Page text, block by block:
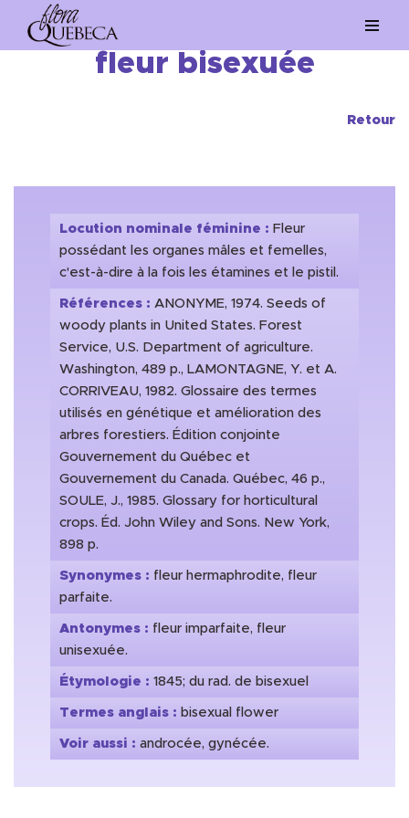
Aller
fleur bisexuée
Retour
Locution nominale féminine : Fleur
possédant les organes mâles et femelles,
c'est-à-dire à la fois les étamines et le pistil.
Références : ANONYME, 1974. Seeds of
woody plants in United States. Forest
Service, U.S. Department of agriculture.
Washington, 489 p., LAMONTAGNE, Y. et A.
CORRIVEAU, 1982. Glossaire des termes
utilisés en génétique et amélioration des
arbres forestiers. Édition conjointe
Gouvernement du Québec et
Gouvernement du Canada. Québec, 46 p.,
SOULE, J., 1985. Glossary for horticultural
crops. Éd. John Wiley and Sons. New York,
898 p.
Synonymes : fleur hermaphrodite, fleur
parfaite.
Antonymes : fleur imparfaite, fleur
unisexuée.
Étymologie : 1845; du rad. de bisexuel
Termes anglais : bisexual flower
Voir aussi : androcée, gynécée.